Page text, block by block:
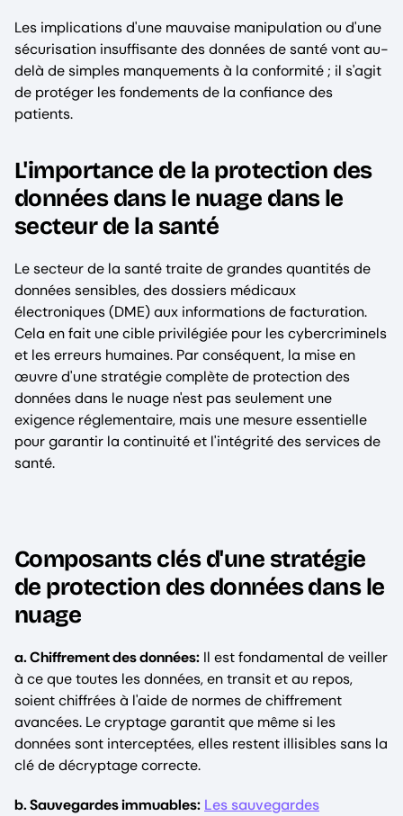
Les implications d'une mauvaise manipulation ou d'une
sécurisation insuffisante des données de santé vont au-
delà de simples manquements à la conformité ; il s'agit
de protéger les fondements de la confiance des
patients.
L'importance de la protection des
données dans le nuage dans le
secteur de la santé
Le secteur de la santé traite de grandes quantités de
données sensibles, des dossiers médicaux
électroniques (DME) aux informations de facturation.
Cela en fait une cible privilégiée pour les cybercriminels
et les erreurs humaines. Par conséquent, la mise en
œuvre d'une stratégie complète de protection des
données dans le nuage n'est pas seulement une
exigence réglementaire, mais une mesure essentielle
pour garantir la continuité et l'intégrité des services de
santé.
Composants clés d'une stratégie
de protection des données dans le
nuage
a. Chiffrement des données: Il est fondamental de veiller
à ce que toutes les données, en transit et au repos,
soient chiffrées à l'aide de normes de chiffrement
avancées. Le cryptage garantit que même si les
données sont interceptées, elles restent illisibles sans la
clé de décryptage correcte.
b. Sauvegardes immuables: Les sauvegardes